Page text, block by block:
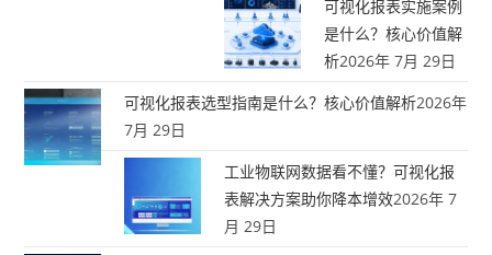
可视化报表实施案例
是什么？核心价值解
析2026年 7月 29日
可视化报表选型指南是什么？核心价值解析2026年
7月 29日
工业物联网数据看不懂？可视化报
表解决方案助你降本增效2026年 7
月 29日